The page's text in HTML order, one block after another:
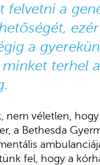
felvetni a
a
terhel a
nem véletlen,
a Bethesda
fel, hogy a